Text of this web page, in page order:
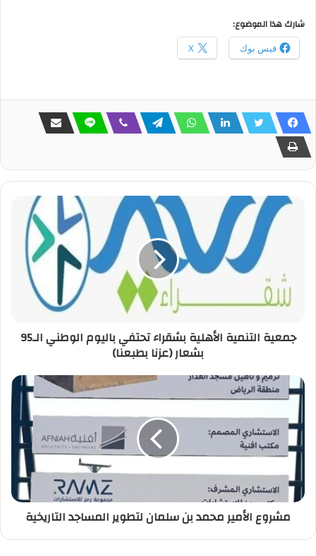
شارك هذا الموضوع:
فيس بوك X
جمعية التنمية الأهلية بشقراء تحتفي باليوم الوطني الـ95
بشعار (عزنا بطبعنا)
مشروع الأمير محمد بن سلمان لتطوير المساجد التاريخية